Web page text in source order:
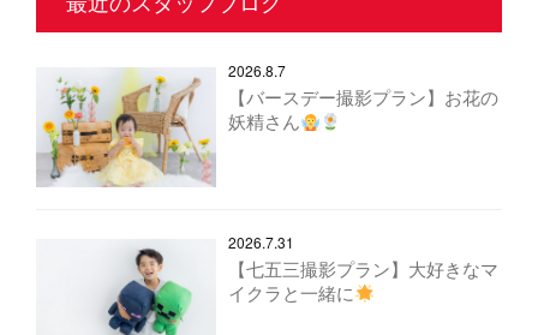
2026.8.7
【バースデー撮影プラン】お花の
妖精さん
2026.7.31
【七五三撮影プラン】大好きなマ
イクラと一緒に